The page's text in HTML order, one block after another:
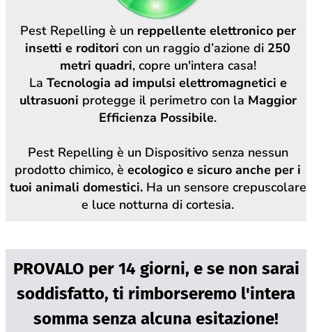
Pest Repelling è un reppellente elettronico per
insetti e roditori con un raggio d’azione di 250
metri quadri, copre un'intera casa!
La Tecnologia ad impulsi elettromagnetici e
ultrasuoni protegge il perimetro con la Maggior
Efficienza Possibile.
Pest Repelling è un Dispositivo senza nessun
prodotto chimico, è ecologico e sicuro anche per i
tuoi animali domestici.Ha un sensore crepuscolare
e luce notturna di cortesia.
PROVALO per 14 giorni, e se non sarai
soddisfatto, ti rimborseremo l'intera
somma senza alcuna esitazione!